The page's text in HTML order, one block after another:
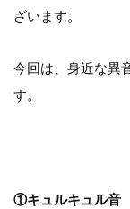
ざいます。
今回は、身近な異
す。
①キュルキュル音